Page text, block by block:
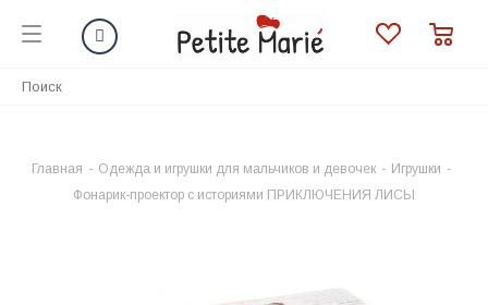
Главная - Одежда и игрушки для мальчиков и девочек - Игрушки -
Фонарик-проектор с историями ПРИКЛЮЧЕНИЯ ЛИСЫ